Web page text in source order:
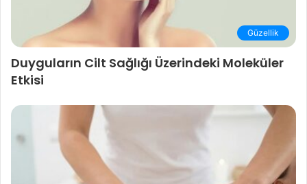
Güzellik
Duyguların Cilt Sağlığı Üzerindeki Moleküler
Etkisi